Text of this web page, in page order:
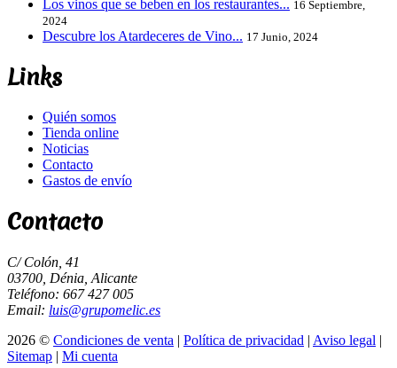
Los vinos que se beben en los restaurantes... 16 Septiembre,
2024
Descubre los Atardeceres de Vino... 17 Junio, 2024
Links
Quién somos
Tienda online
Noticias
Contacto
Gastos de envío
Contacto
C/ Colón, 41
03700, Dénia, Alicante
Teléfono: 667 427 005
Email: luis@grupomelic.es
2026 © Condiciones de venta | Política de privacidad | Aviso legal |
Sitemap | Mi cuenta